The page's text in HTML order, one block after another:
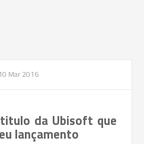
10 Mar 2016
da Ubisoft que
lançamento